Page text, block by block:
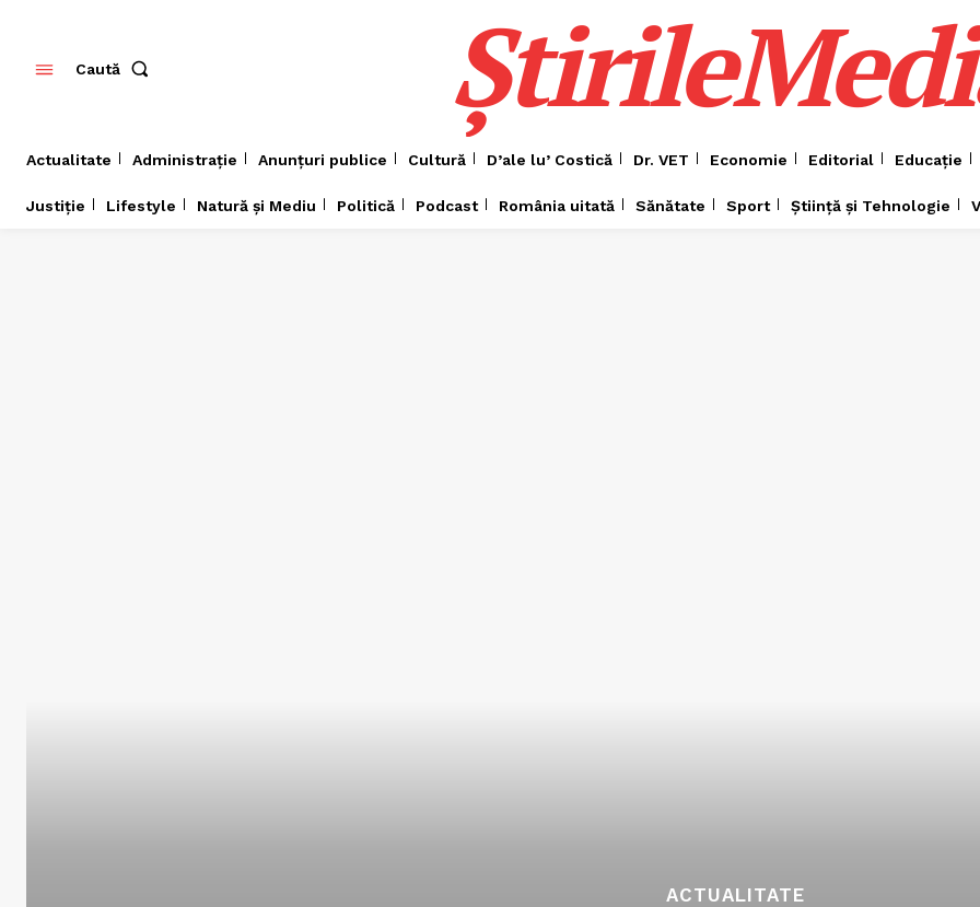
Caută
Actualitate Administrație Anunțuri publice Cultură D’ale lu’ Costică Dr. VET Economie Editorial Educație
Justiție Lifestyle Natură și Mediu Politică Podcast România uitată Sănătate Sport Știință și Tehnologie
ACTUALITATE